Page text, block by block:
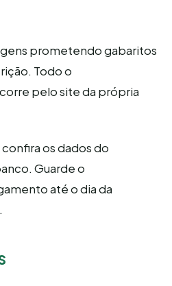
prometendo gabaritos
Todo o
pelo site da própria
os dados do
Guarde o
até o dia da